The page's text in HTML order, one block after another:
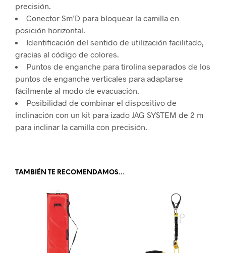
precisión.
Conector Sm’D para bloquear la camilla en
posición horizontal.
Identificación del sentido de utilización facilitado,
gracias al código de colores.
Puntos de enganche para tirolina separados de los
puntos de enganche verticales para adaptarse
fácilmente al modo de evacuación.
Posibilidad de combinar el dispositivo de
inclinación con un kit para izado JAG SYSTEM de 2 m
para inclinar la camilla con precisión.
TAMBIÉN TE RECOMENDAMOS…